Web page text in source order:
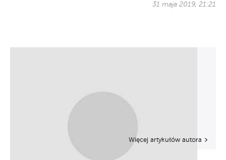
31 maja 2019, 21:21
Więcej artykułów autora